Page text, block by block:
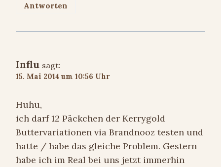
Antworten
Influ sagt:
15. Mai 2014 um 10:56 Uhr
Huhu,
ich darf 12 Päckchen der Kerrygold
Buttervariationen via Brandnooz testen und
hatte / habe das gleiche Problem. Gestern
habe ich im Real bei uns jetzt immerhin